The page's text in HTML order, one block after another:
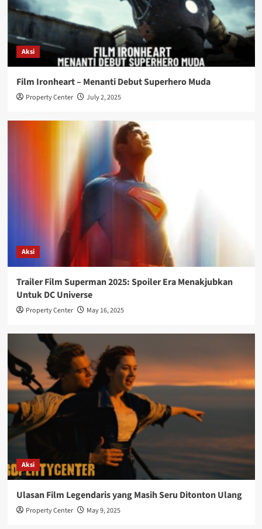
Aksi
Film Ironheart – Menanti Debut Superhero Muda
Property Center July 2, 2025
Aksi
Trailer Film Superman 2025: Spoiler Era Menakjubkan
Untuk DC Universe
Property Center May 16, 2025
Aksi
Ulasan Film Legendaris yang Masih Seru Ditonton Ulang
Property Center May 9, 2025